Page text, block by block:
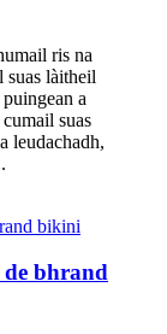
ris na
suas làitheil
a
suas
leudachadh,
bhrand